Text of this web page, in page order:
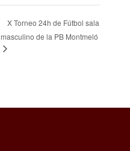
X Torneo 24h de Fútbol sala
masculino de la PB Montmeló